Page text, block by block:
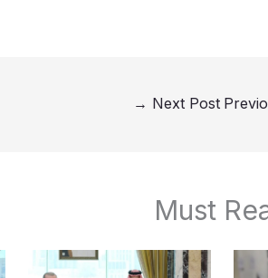
Next Post
→
Must